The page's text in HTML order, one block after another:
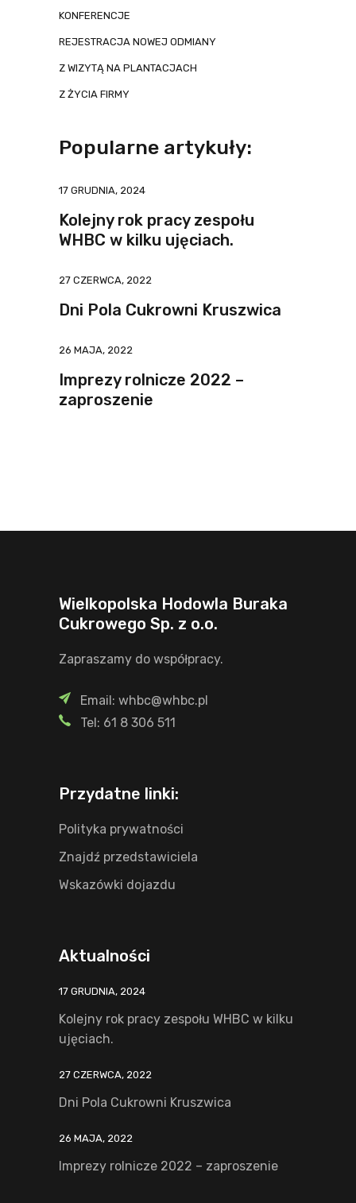
KONFERENCJE
REJESTRACJA NOWEJ ODMIANY
Z WIZYTĄ NA PLANTACJACH
Z ŻYCIA FIRMY
Popularne artykuły:
17 GRUDNIA, 2024
Kolejny rok pracy zespołu
WHBC w kilku ujęciach.
27 CZERWCA, 2022
Dni Pola Cukrowni Kruszwica
26 MAJA, 2022
Imprezy rolnicze 2022 –
zaproszenie
Wielkopolska Hodowla Buraka
Cukrowego Sp. z o.o.
Zapraszamy do współpracy.
Email: whbc@whbc.pl
Tel: 61 8 306 511
Przydatne linki:
Polityka prywatności
Znajdź przedstawiciela
Wskazówki dojazdu
Aktualności
17 GRUDNIA, 2024
Kolejny rok pracy zespołu WHBC w kilku
ujęciach.
27 CZERWCA, 2022
Dni Pola Cukrowni Kruszwica
26 MAJA, 2022
Imprezy rolnicze 2022 – zaproszenie